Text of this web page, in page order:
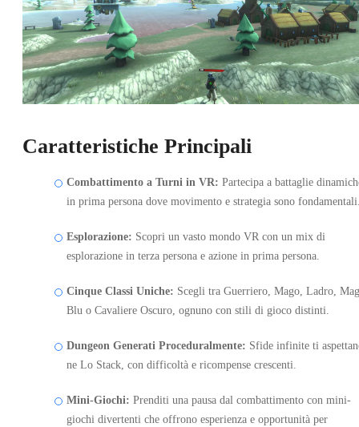
Caratteristiche Principali
Combattimento a Turni in VR: Partecipa a battaglie
in prima persona dove movimento e strategia sono
Esplorazione: Scopri un vasto mondo VR con un mix di
esplorazione in terza persona e azione in prima persona.
Cinque Classi Uniche: Scegli tra Guerriero, Mago, Ladro,
Blu o Cavaliere Oscuro, ognuno con stili di gioco distinti.
Dungeon Generati Proceduralmente: Sfide infinite ti
ne Lo Stack, con difficoltà e ricompense crescenti.
Mini-Giochi: Prenditi una pausa dal combattimento con mini-
giochi divertenti che offrono esperienza e opportunità per